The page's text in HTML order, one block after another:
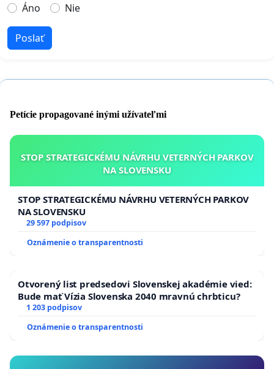
Áno
Nie
Poslať
Petície propagované inými užívateľmi
STOP STRATEGICKÉMU NÁVRHU VETERNÝCH PARKOV
NA SLOVENSKU
STOP STRATEGICKÉMU NÁVRHU VETERNÝCH PARKOV
NA SLOVENSKU
29 597 podpisov
Oznámenie o transparentnosti
Otvorený list predsedovi Slovenskej akadémie vied:
Bude mať Vízia Slovenska 2040 mravnú chrbticu?
1 203 podpisov
Oznámenie o transparentnosti